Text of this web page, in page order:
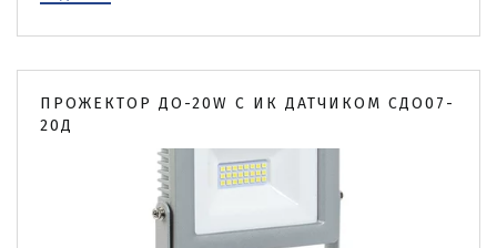
ПРОЖЕКТОР ДО-20W С ИК ДАТЧИКОМ СДО07-
20Д